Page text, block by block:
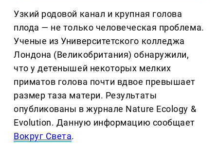
Узкий родовой канал и крупная голова
плода — не только человеческая проблема.
Ученые из Университетского колледжа
Лондона (Великобритания) обнаружили,
что у детенышей некоторых мелких
приматов голова почти вдвое превышает
размер таза матери. Результаты
опубликованы в журнале Nature Ecology &
Evolution. Данную информацию сообщает
Вокруг Света.